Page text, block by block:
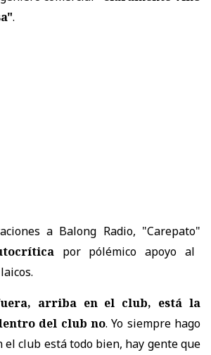
.
a Balong Radio, "Carepato"
por pólémico apoyo al
arriba en el club, está la
del club no. Yo siempre hago
el club está todo bien, hay gente que